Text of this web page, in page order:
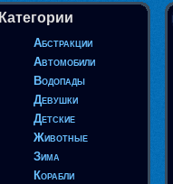
Категории
Абстракции
Автомобили
Водопады
Девушки
Детские
Животные
Зима
Корабли